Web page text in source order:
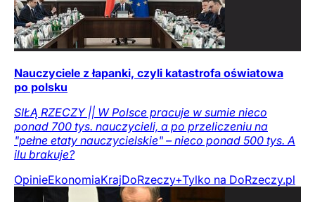
Nauczyciele z łapanki, czyli katastrofa oświatowa
po polsku
SIŁĄ RZECZY || W Polsce pracuje w sumie nieco
ponad 700 tys. nauczycieli, a po przeliczeniu na
"pełne etaty nauczycielskie" – nieco ponad 500 tys. A
ilu brakuje?
OpinieEkonomiaKrajDoRzeczy+Tylko na DoRzeczy.pl